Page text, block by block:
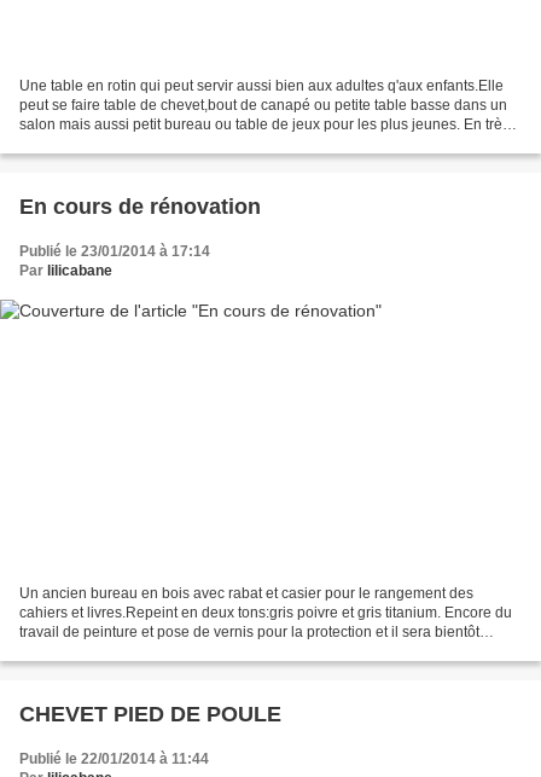
Une table en rotin qui peut servir aussi bien aux adultes q'aux enfants.Elle
peut se faire table de chevet,bout de canapé ou petite table basse dans un
salon mais aussi petit bureau ou table de jeux pour les plus jeunes. En très
En cours de rénovation
Publié le 23/01/2014 à 17:14
Par lilicabane
Un ancien bureau en bois avec rabat et casier pour le rangement des
cahiers et livres.Repeint en deux tons:gris poivre et gris titanium. Encore du
travail de peinture et pose de vernis pour la protection et il sera bientôt
CHEVET PIED DE POULE
Publié le 22/01/2014 à 11:44